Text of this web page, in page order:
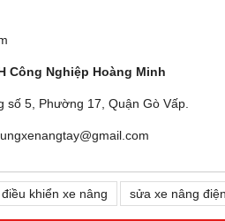
Công Nghiệp Hoàng Minh
số 5, Phường 17, Quận Gò Vấp.
khiển xe nâng sửa xe nâng điện